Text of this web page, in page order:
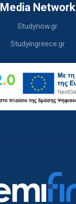
Media Network
Studynow.gr
Studyingreece.gr